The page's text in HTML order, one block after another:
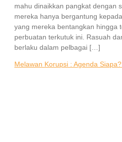
mahu dinaikkan pangkat dengan
mereka hanya bergantung
yang mereka bentangkan hingga
perbuatan terkutuk ini. Rasuah
berlaku dalam pelbagai […]
Melawan Korupsi : Agenda Siapa?